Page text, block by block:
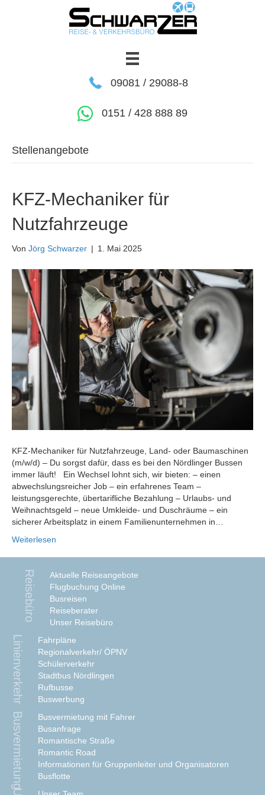
09081 / 29088-8
0151 / 428 888 89
Stellenangebote
KFZ-Mechaniker für
Nutzfahrzeuge
Von Jörg Schwarzer | 1. Mai 2025
KFZ-Mechaniker für Nutzfahrzeuge, Land- oder Baumaschinen
(m/w/d) – Du sorgst dafür, dass es bei den Nördlinger Bussen
immer läuft! Ein Wechsel lohnt sich, wir bieten: – einen
abwechslungsreicher Job – ein erfahrenes Team –
leistungsgerechte, übertarifliche Bezahlung – Urlaubs- und
Weihnachtsgeld – neue Umkleide- und Duschräume – ein
sicherer Arbeitsplatz in einem Familienunternehmen in…
Weiterlesen
Reisebüro
Aktuelle Reiseangebote
Flugbuchung Online
Busreisen
Reiseberater
Unser Reisebüro
Linienverkehr
Fahrpläne
Regionalverkehr/ ÖPNV
Schülerverkehr
Stadtbus Nördlingen
Rufbusse
Buswerbung
Busvermietung
Busvermietung mit Fahrer
Busanfrage
Romantische Straße
Romantic Road
Informationen für Gruppenleiter und Organisatoren
Busflotte